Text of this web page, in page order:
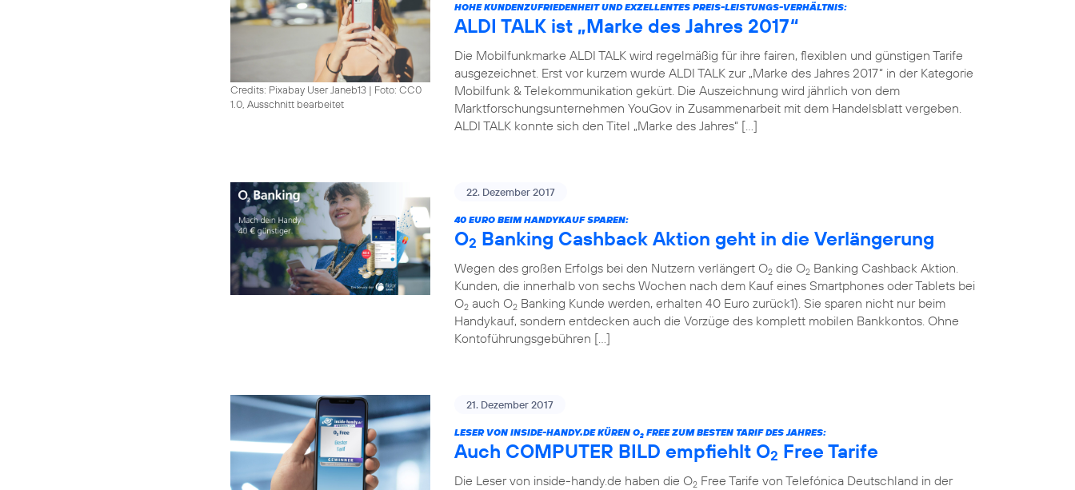
Credits: Pixabay User Janeb13 | Foto: CC0
1.0, Ausschnitt bearbeitet
HOHE KUNDENZUFRIEDENHEIT UND EXZELLENTES PREIS-LEISTUNGS-VERHÄLTNIS:
ALDI TALK ist „Marke des Jahres 2017“
Die Mobilfunkmarke ALDI TALK wird regelmäßig für ihre fairen, flexiblen und günstigen Tarife
ausgezeichnet. Erst vor kurzem wurde ALDI TALK zur „Marke des Jahres 2017“ in der Kategorie
Mobilfunk & Telekommunikation gekürt. Die Auszeichnung wird jährlich von dem
Marktforschungsunternehmen YouGov in Zusammenarbeit mit dem Handelsblatt vergeben.
ALDI TALK konnte sich den Titel „Marke des Jahres“ […]
22. Dezember 2017
40 EURO BEIM HANDYKAUF SPAREN:
O2 Banking Cashback Aktion geht in die Verlängerung
Wegen des großen Erfolgs bei den Nutzern verlängert O2 die O2 Banking Cashback Aktion.
Kunden, die innerhalb von sechs Wochen nach dem Kauf eines Smartphones oder Tablets bei
O2 auch O2 Banking Kunde werden, erhalten 40 Euro zurück1). Sie sparen nicht nur beim
Handykauf, sondern entdecken auch die Vorzüge des komplett mobilen Bankkontos. Ohne
Kontoführungsgebühren […]
21. Dezember 2017
LESER VON INSIDE-HANDY.DE KÜREN O2 FREE ZUM BESTEN TARIF DES JAHRES:
Auch COMPUTER BILD empfiehlt O2 Free Tarife
Die Leser von inside-handy.de haben die O2 Free Tarife von Telefónica Deutschland in der